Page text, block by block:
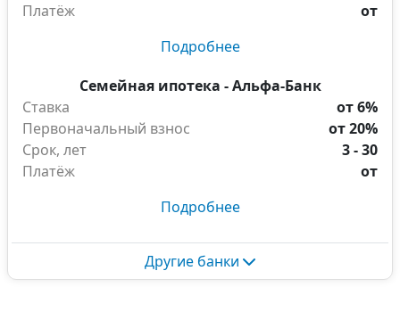
Платёж
от
Подробнее
Семейная ипотека - Альфа-Банк
Ставка
от 6%
Первоначальный взнос
от 20%
Срок, лет
3 - 30
Платёж
от
Подробнее
Другие банки